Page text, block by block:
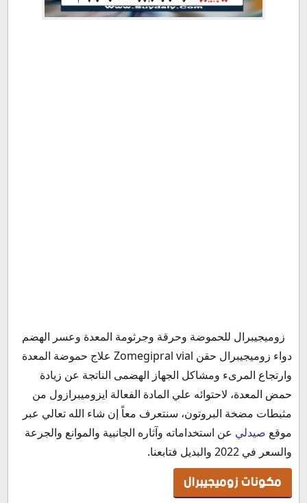
مكونات زوميجيبرال
ألية عمل زوميجيبرال 40
دواعي استعمال زوميجيبرال
زوميجيبرال لحرقة المعدة
زوميجيبرال لالتهاب المرئ
هل يعالج زوميجيبرال قرحة المعدة
زوميجيبرال للقولون
جرعة وطريقة استعمال زوميجيبرال
جرعة زوميجيبرال حقن وريدي
زوميجيبرال للحموضة وحرقة وجرثومة المعدة وعسر الهضم
دواء زوميجيبرال حقن Zomegipral vial علاج حموضة المعدة
وارتجاع المرىء ومشاكل الجهاز الهضمى الناتجة عن زيادة
حمض المعدة، لاحتوائه علي المادة الفعالة ايزوميبرازول من
مثبطات مضخة البروتون، سنتعرف معاً إن شاء الله تعالي عبر
موقع صيدلي عن استخداماته وآثاره الجانبية والموانع والجرعة
والسعر في 2022 والبديل فتابعنا.
مكونات زوميجيبرال